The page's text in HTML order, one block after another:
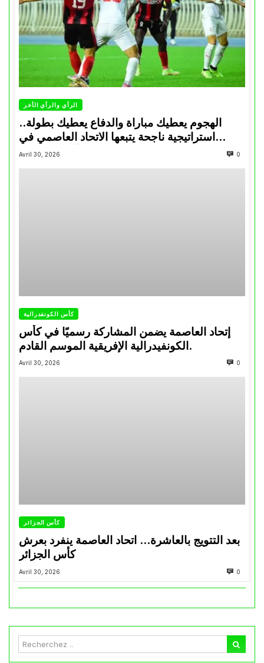
الرأي والرأي الأخر
الهجوم يعطيك مباراة والدفاع يعطيك بطولة..
استراتيجية ناجحة يتبعها الاتحاد العاصمي في
تتويجاته آخر السنوات
Avril 30, 2026 0
كأس الكونفدرالية
إتحاد العاصمة يضمن المشاركة رسميًا في كأس
الكونفيدرالية الإفريقية الموسم القادم.
Avril 30, 2026 0
كأس الجزائر
بعد التتويج بالعاشرة… اتحاد العاصمة ينفرد بعرش
كأس الجزائر
Avril 30, 2026 0